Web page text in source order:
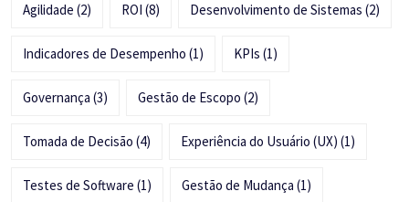
Agilidade (2) ROI (8) Desenvolvimento de Sistemas (2)
Indicadores de Desempenho (1) KPIs (1)
Governança (3) Gestão de Escopo (2)
Tomada de Decisão (4) Experiência do Usuário (UX) (1)
Testes de Software (1) Gestão de Mudança (1)